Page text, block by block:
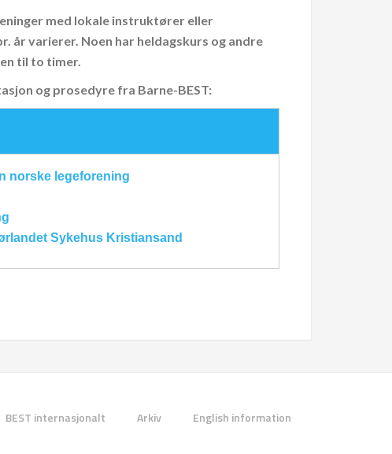
med lokale instruktører eller
år varierer. Noen har heldagskurs og andre
til to timer.
og prosedyre fra Barne-BEST:
norske legeforening
Sykehus Kristiansand
BEST internasjonalt Arkiv English information